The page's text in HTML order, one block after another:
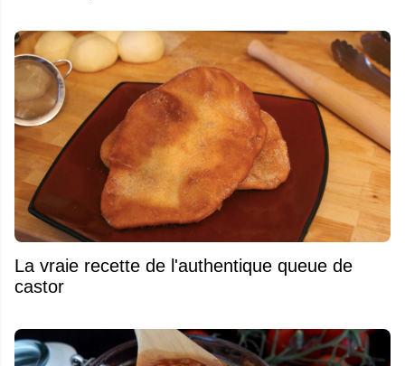
La vraie recette de l'authentique queue de
castor